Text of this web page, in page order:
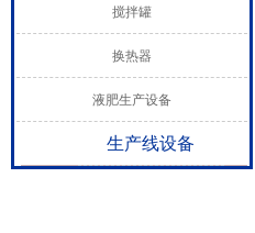
搅拌罐
换热器
液肥生产设备
生产线设备